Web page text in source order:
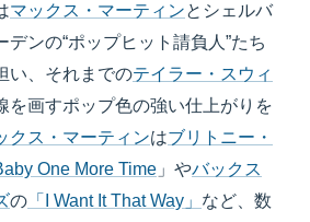
マックス・マーティンとシェルバ
デンの“ポップヒット請負人”たち
い、それまでのテイラー・スウィ
を画すポップ色の強い仕上がりを
クス・マーティンはブリトニー・
One More Time 」やバックス
の 「I Want It That Way」 など、数